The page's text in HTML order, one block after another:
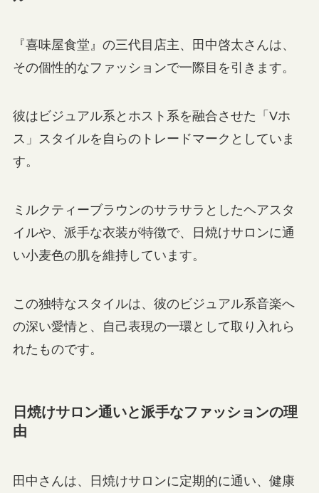
『喜味屋食堂』の三代目店主、田中啓太さんは、
その個性的なファッションで一際目を引きます。
彼はビジュアル系とホスト系を融合させた「Vホ
ス」スタイルを自らのトレードマークとしていま
す。
ミルクティーブラウンのサラサラとしたヘアスタ
イルや、派手な衣装が特徴で、日焼けサロンに通
い小麦色の肌を維持しています。
この独特なスタイルは、彼のビジュアル系音楽へ
の深い愛情と、自己表現の一環として取り入れら
れたものです。
日焼けサロン通いと派手なファッションの理
由
田中さんは、日焼けサロンに定期的に通い、健康